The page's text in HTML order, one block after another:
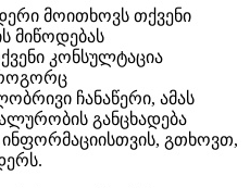
ერი მოითხოვს თქვენი
ს მიწოდებას
ქვენი კონსულტაცია
ოგორც
ობრივი ჩანაწერი, ამას
ლურობის განცხადება
ინფორმაციისთვის, გთხოვთ,
ერს.